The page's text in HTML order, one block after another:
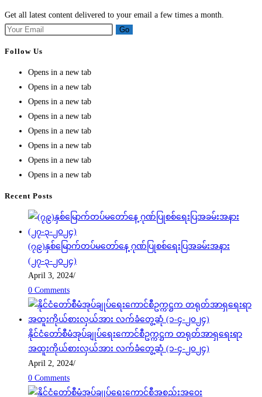
Get all latest content delivered to your email a few times a month.
Go
Follow Us
Opens in a new tab
Opens in a new tab
Opens in a new tab
Opens in a new tab
Opens in a new tab
Opens in a new tab
Opens in a new tab
Opens in a new tab
Recent Posts
(၇၉)နှစ်မြောက်တပ်မတော်နေ့ ဂုဏ်ပြုစစ်ရေးပြအခမ်းအနား
(၂၇-၃-၂၀၂၄)
April 3, 2024/
0 Comments
နိုင်ငံတော်စီမံအုပ်ချုပ်ရေးကောင်စီဥက္ကဋ္ဌက တရုတ်အာရှရေးရာ
အထူးကိုယ်စားလှယ်အား လက်ခံတွေ့ဆုံ (၁-၄-၂၀၂၄)
April 2, 2024/
0 Comments